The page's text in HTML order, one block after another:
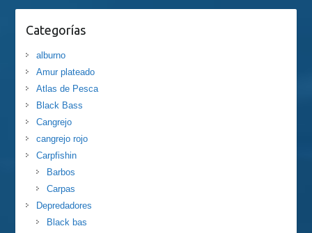
Categorías
alburno
Amur plateado
Atlas de Pesca
Black Bass
Cangrejo
cangrejo rojo
Carpfishin
Barbos
Carpas
Depredadores
Black bas